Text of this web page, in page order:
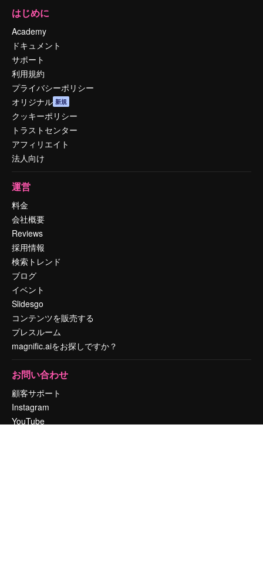
はじめに
Academy
ドキュメント
サポート
利用規約
プライバシーポリシー
オリジナル 新規
クッキーポリシー
トラストセンター
アフィリエイト
法人向け
運営
料金
会社概要
Reviews
採用情報
検索トレンド
ブログ
イベント
Slidesgo
コンテンツを販売する
プレスルーム
magnific.aiをお探しですか？
お問い合わせ
顧客サポート
Instagram
YouTube